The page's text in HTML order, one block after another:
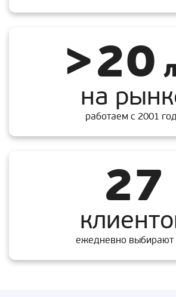
>20
на
работаем с 2001
27
ежедневно выбирают